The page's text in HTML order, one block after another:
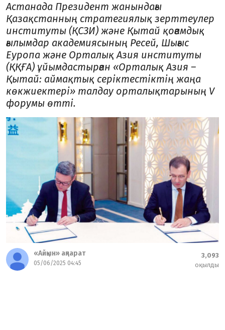
Астанада Президент жанындағы
Қазақстанның стратегиялық зерттеулер
институты (ҚСЗИ) және Қытай қоғамдық
ғылымдар академиясының Ресей, Шығыс
Еуропа және Орталық Азия институты
(ҚҚҒА) ұйымдастырған «Орталық Азия –
Қытай: аймақтық серіктестіктің жаңа
көкжиектері» талдау орталықтарының V
форумы өтті.
«Айқын» ақпарат
05/06/2025 04:45
3,093
оқылды